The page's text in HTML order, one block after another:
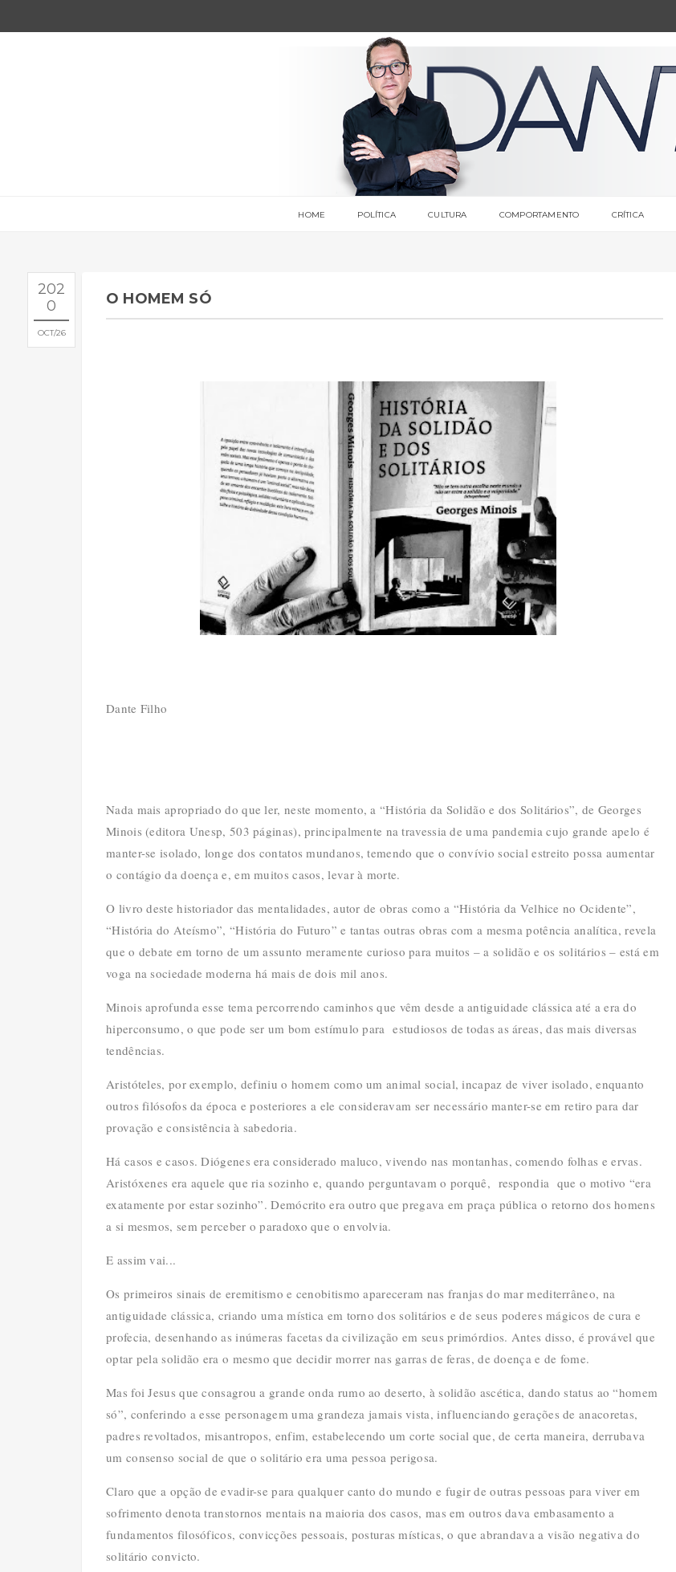
HOME POLÍTICA CULTURA COMPORTAMENTO CRÍTICA
202
0
OCT 26
O HOMEM SÓ
Dante Filho
Nada mais apropriado do que ler, neste momento, a “História da Solidão e dos Solitários”, de Georges
Minois (editora Unesp, 503 páginas), principalmente na travessia de uma pandemia cujo grande apelo é
manter-se isolado, longe dos contatos mundanos, temendo que o convívio social estreito possa aumentar
o contágio da doença e, em muitos casos, levar à morte.
O livro deste historiador das mentalidades, autor de obras como a “História da Velhice no Ocidente”,
“História do Ateísmo”, “História do Futuro” e tantas outras obras com a mesma potência analítica, revela
que o debate em torno de um assunto meramente curioso para muitos – a solidão e os solitários – está em
voga na sociedade moderna há mais de dois mil anos.
Minois aprofunda esse tema percorrendo caminhos que vêm desde a antiguidade clássica até a era do
hiperconsumo, o que pode ser um bom estímulo para estudiosos de todas as áreas, das mais diversas
tendências.
Aristóteles, por exemplo, definiu o homem como um animal social, incapaz de viver isolado, enquanto
outros filósofos da época e posteriores a ele consideravam ser necessário manter-se em retiro para dar
provação e consistência à sabedoria.
Há casos e casos. Diógenes era considerado maluco, vivendo nas montanhas, comendo folhas e ervas.
Aristóxenes era aquele que ria sozinho e, quando perguntavam o porquê, respondia que o motivo “era
exatamente por estar sozinho”. Demócrito era outro que pregava em praça pública o retorno dos homens
a si mesmos, sem perceber o paradoxo que o envolvia.
E assim vai...
Os primeiros sinais de eremitismo e cenobitismo apareceram nas franjas do mar mediterrâneo, na
antiguidade clássica, criando uma mística em torno dos solitários e de seus poderes mágicos de cura e
profecia, desenhando as inúmeras facetas da civilização em seus primórdios. Antes disso, é provável que
optar pela solidão era o mesmo que decidir morrer nas garras de feras, de doença e de fome.
Mas foi Jesus que consagrou a grande onda rumo ao deserto, à solidão ascética, dando status ao “homem
só”, conferindo a esse personagem uma grandeza jamais vista, influenciando gerações de anacoretas,
padres revoltados, misantropos, enfim, estabelecendo um corte social que, de certa maneira, derrubava
um consenso social de que o solitário era uma pessoa perigosa.
Claro que a opção de evadir-se para qualquer canto do mundo e fugir de outras pessoas para viver em
sofrimento denota transtornos mentais na maioria dos casos, mas em outros dava embasamento a
fundamentos filosóficos, convicções pessoais, posturas místicas, o que abrandava a visão negativa do
solitário convicto.